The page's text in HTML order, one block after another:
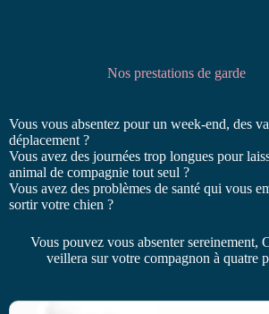
Nos prestations de garde
Vous vous absentez pour un week-end, des
déplacement ?
Vous avez des journées trop longues pour
animal de compagnie tout seul ?
Vous avez des problèmes de santé qui vous
sortir votre chien ?
Vous pouvez vous absenter sereinement,
veillera sur votre compagnon à quatre